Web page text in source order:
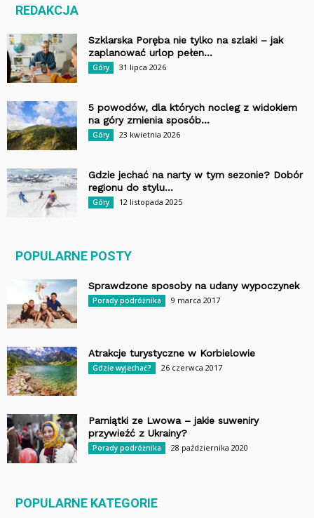
REDAKCJA
Szklarska Poręba nie tylko na szlaki – jak
zaplanować urlop pełen...
Góry 31 lipca 2026
5 powodów, dla których nocleg z widokiem
na góry zmienia sposób...
Góry 23 kwietnia 2026
Gdzie jechać na narty w tym sezonie? Dobór
regionu do stylu...
Góry 12 listopada 2025
POPULARNE POSTY
Sprawdzone sposoby na udany wypoczynek
Porady podróżnika 9 marca 2017
Atrakcje turystyczne w Korbielowie
Gdzie wyjechać? 26 czerwca 2017
Pamiątki ze Lwowa – jakie suweniry
przywieźć z Ukrainy?
Porady podróżnika 28 października 2020
POPULARNE KATEGORIE